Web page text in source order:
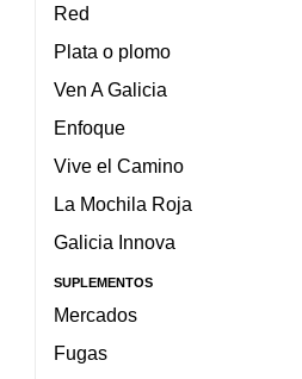
Red
Plata o plomo
Ven A Galicia
Enfoque
Vive el Camino
La Mochila Roja
Galicia Innova
SUPLEMENTOS
Mercados
Fugas